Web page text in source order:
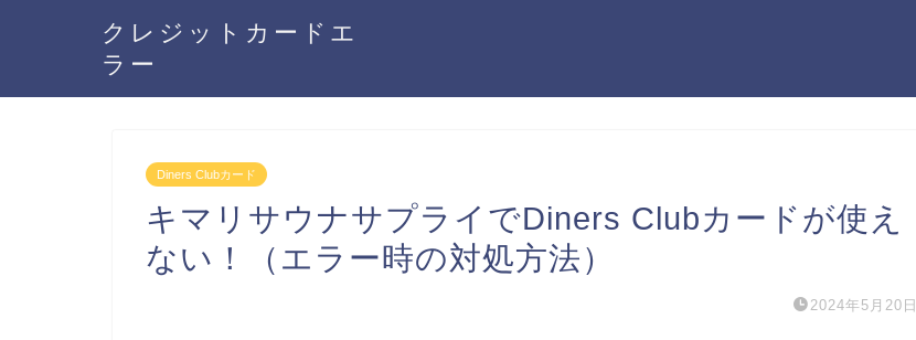
クレジットカードエ
ラー
Diners Clubカード
キマリサウナサプライでDiners Clubカードが使え
ない！（エラー時の対処方法）
2024年5月20日